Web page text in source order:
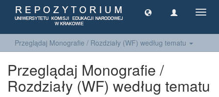
Przeglądaj Monografie / Rozdziały (WF) według tematu
Przeglądaj Monografie /
Rozdziały (WF) według tematu